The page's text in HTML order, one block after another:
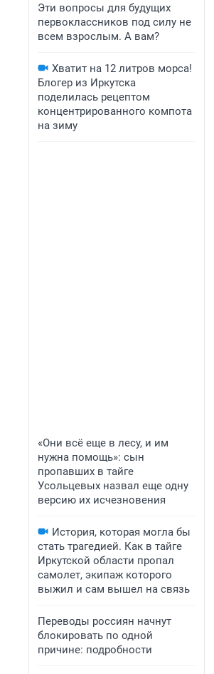
Эти вопросы для будущих
первоклассников под силу не
всем взрослым. А вам?
Хватит на 12 литров морса!
Блогер из Иркутска
поделилась рецептом
концентрированного компота
на зиму
«Они всё еще в лесу, и им
нужна помощь»: сын
пропавших в тайге
Усольцевых назвал еще одну
версию их исчезновения
История, которая могла бы
стать трагедией. Как в тайге
Иркутской области пропал
самолет, экипаж которого
выжил и сам вышел на связь
Переводы россиян начнут
блокировать по одной
причине: подробности